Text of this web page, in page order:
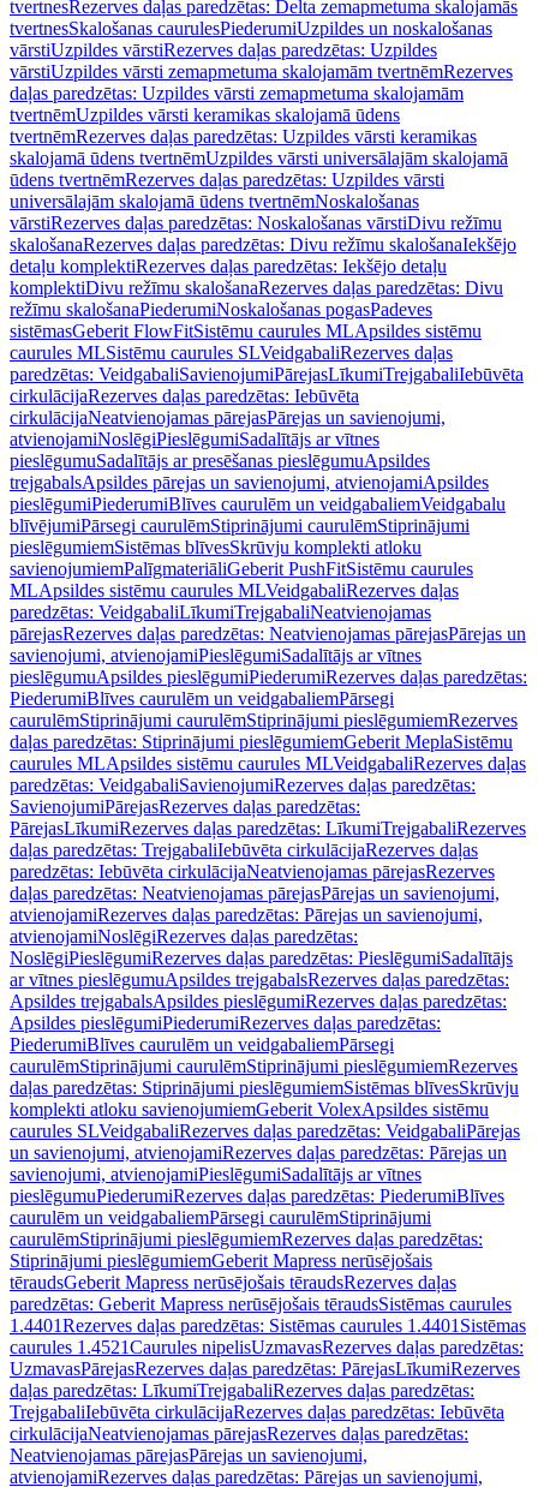
tvertnesRezerves daļas paredzētas: Delta zemapmetuma skalojamās
tvertnesSkalošanas caurulesPiederumiUzpildes un noskalošanas
vārstiUzpildes vārstiRezerves daļas paredzētas: Uzpildes
vārstiUzpildes vārsti zemapmetuma skalojamām tvertnēmRezerves
daļas paredzētas: Uzpildes vārsti zemapmetuma skalojamām
tvertnēmUzpildes vārsti keramikas skalojamā ūdens
tvertnēmRezerves daļas paredzētas: Uzpildes vārsti keramikas
skalojamā ūdens tvertnēmUzpildes vārsti universālajām skalojamā
ūdens tvertnēmRezerves daļas paredzētas: Uzpildes vārsti
universālajām skalojamā ūdens tvertnēmNoskalošanas
vārstiRezerves daļas paredzētas: Noskalošanas vārstiDivu režīmu
skalošanaRezerves daļas paredzētas: Divu režīmu skalošanaIekšējo
detaļu komplektiRezerves daļas paredzētas: Iekšējo detaļu
komplektiDivu režīmu skalošanaRezerves daļas paredzētas: Divu
režīmu skalošanaPiederumiNoskalošanas pogasPadeves
sistēmasGeberit FlowFitSistēmu caurules MLApsildes sistēmu
caurules MLSistēmu caurules SLVeidgabaliRezerves daļas
paredzētas: VeidgabaliSavienojumiPārejasLīkumiTrejgabaliIebūvēta
cirkulācijaRezerves daļas paredzētas: Iebūvēta
cirkulācijaNeatvienojamas pārejasPārejas un savienojumi,
atvienojamiNoslēgiPieslēgumiSadalītājs ar vītnes
pieslēgumuSadalītājs ar presēšanas pieslēgumuApsildes
trejgabalsApsildes pārejas un savienojumi, atvienojamiApsildes
pieslēgumiPiederumiBlīves caurulēm un veidgabaliemVeidgabalu
blīvējumiPārsegi caurulēmStiprinājumi caurulēmStiprinājumi
pieslēgumiemSistēmas blīvesSkrūvju komplekti atloku
savienojumiemPalīgmateriāliGeberit PushFitSistēmu caurules
MLApsildes sistēmu caurules MLVeidgabaliRezerves daļas
paredzētas: VeidgabaliLīkumiTrejgabaliNeatvienojamas
pārejasRezerves daļas paredzētas: Neatvienojamas pārejasPārejas un
savienojumi, atvienojamiPieslēgumiSadalītājs ar vītnes
pieslēgumuApsildes pieslēgumiPiederumiRezerves daļas paredzētas:
PiederumiBlīves caurulēm un veidgabaliemPārsegi
caurulēmStiprinājumi caurulēmStiprinājumi pieslēgumiemRezerves
daļas paredzētas: Stiprinājumi pieslēgumiemGeberit MeplaSistēmu
caurules MLApsildes sistēmu caurules MLVeidgabaliRezerves daļas
paredzētas: VeidgabaliSavienojumiRezerves daļas paredzētas:
SavienojumiPārejasRezerves daļas paredzētas:
PārejasLīkumiRezerves daļas paredzētas: LīkumiTrejgabaliRezerves
daļas paredzētas: TrejgabaliIebūvēta cirkulācijaRezerves daļas
paredzētas: Iebūvēta cirkulācijaNeatvienojamas pārejasRezerves
daļas paredzētas: Neatvienojamas pārejasPārejas un savienojumi,
atvienojamiRezerves daļas paredzētas: Pārejas un savienojumi,
atvienojamiNoslēgiRezerves daļas paredzētas:
NoslēgiPieslēgumiRezerves daļas paredzētas: PieslēgumiSadalītājs
ar vītnes pieslēgumuApsildes trejgabalsRezerves daļas paredzētas:
Apsildes trejgabalsApsildes pieslēgumiRezerves daļas paredzētas:
Apsildes pieslēgumiPiederumiRezerves daļas paredzētas:
PiederumiBlīves caurulēm un veidgabaliemPārsegi
caurulēmStiprinājumi caurulēmStiprinājumi pieslēgumiemRezerves
daļas paredzētas: Stiprinājumi pieslēgumiemSistēmas blīvesSkrūvju
komplekti atloku savienojumiemGeberit VolexApsildes sistēmu
caurules SLVeidgabaliRezerves daļas paredzētas: VeidgabaliPārejas
un savienojumi, atvienojamiRezerves daļas paredzētas: Pārejas un
savienojumi, atvienojamiPieslēgumiSadalītājs ar vītnes
pieslēgumuPiederumiRezerves daļas paredzētas: PiederumiBlīves
caurulēm un veidgabaliemPārsegi caurulēmStiprinājumi
caurulēmStiprinājumi pieslēgumiemRezerves daļas paredzētas:
Stiprinājumi pieslēgumiemGeberit Mapress nerūsējošais
tēraudsGeberit Mapress nerūsējošais tēraudsRezerves daļas
paredzētas: Geberit Mapress nerūsējošais tēraudsSistēmas caurules
1.4401Rezerves daļas paredzētas: Sistēmas caurules 1.4401 Sistēmas
caurules 1.4521Caurules nipelisUzmavasRezerves daļas paredzētas:
UzmavasPārejasRezerves daļas paredzētas: PārejasLīkumiRezerves
daļas paredzētas: LīkumiTrejgabaliRezerves daļas paredzētas:
TrejgabaliIebūvēta cirkulācijaRezerves daļas paredzētas: Iebūvēta
cirkulācijaNeatvienojamas pārejasRezerves daļas paredzētas:
Neatvienojamas pārejasPārejas un savienojumi,
atvienojamiRezerves daļas paredzētas: Pārejas un savienojumi,